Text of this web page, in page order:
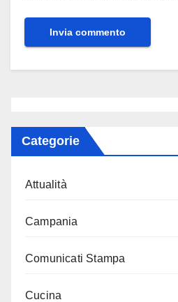
Categorie
Attualità
Campania
Comunicati Stampa
Cucina